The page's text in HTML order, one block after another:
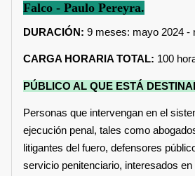
Falco - Paulo Pereyra.
DURACIÓN: 9 meses: mayo 2024 -
CARGA HORARIA TOTAL: 100
PÚBLICO AL QUE ESTÁ
Personas que intervengan en el
ejecución penal, tales como
litigantes del fuero, defensores
servicio penitenciario, interesados